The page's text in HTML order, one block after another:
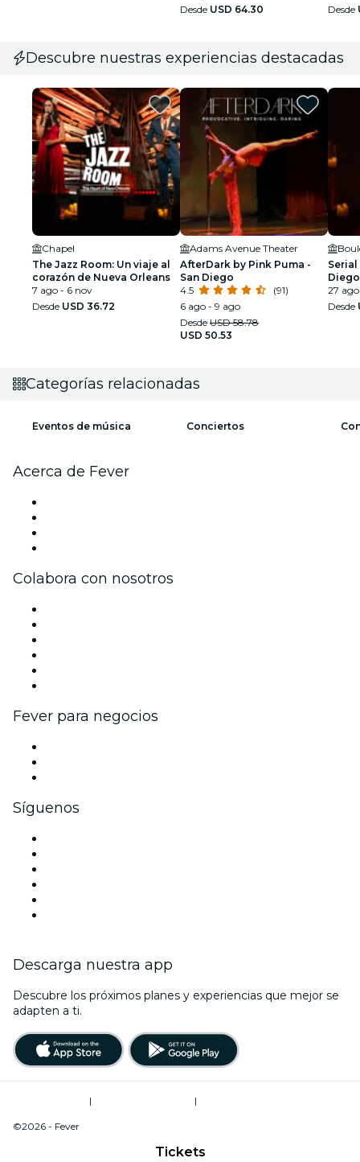
Tickets
Desde USD 64.30
Desde
Descubre nuestras experiencias destacadas
Chapel
The Jazz Room: Un viaje al
corazón de Nueva Orleans
7 ago - 6 nov
Desde USD 36.72
Adams Avenue Theater
AfterDark by Pink Puma -
San Diego
4.5
(91)
6 ago - 9 ago
Desde USD 58.78
USD 50.53
Serial
27
Desde
Categorías relacionadas
Eventos de música Conciertos
Acerca de Fever
Colabora con nosotros
Fever para negocios
Síguenos
Descarga nuestra app
Descubre los próximos planes y experiencias que mejor se
adapten a ti.
|
|
©2026 - Fever